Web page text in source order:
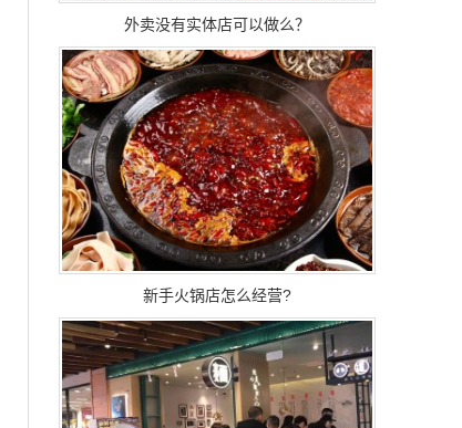
外卖没有实体店可以做么？
新手火锅店怎么经营?